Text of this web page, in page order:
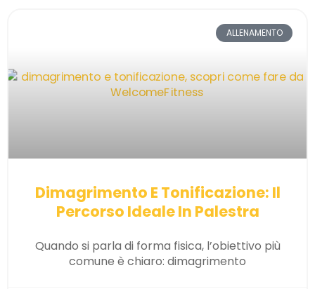
ALLENAMENTO
Dimagrimento E Tonificazione: Il
Percorso Ideale In Palestra
Quando si parla di forma fisica, l’obiettivo più
comune è chiaro: dimagrimento